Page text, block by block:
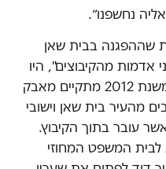
נחשפנו״.
שההפגנה בבית שאן
אדמות מהקיבוצים", היו
מי שכתבו וכיוונו לסערת האסי. משנת 2012 מתקיים מאבק
מהעיר בית שאן וישובי
עובר בתוך הקיבוץ.
לבית המשפט המחוזי